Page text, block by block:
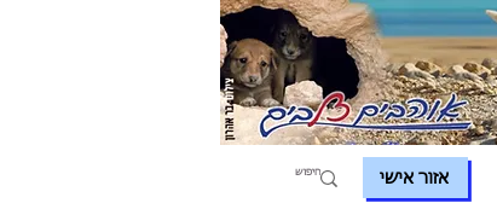
אזור אישי